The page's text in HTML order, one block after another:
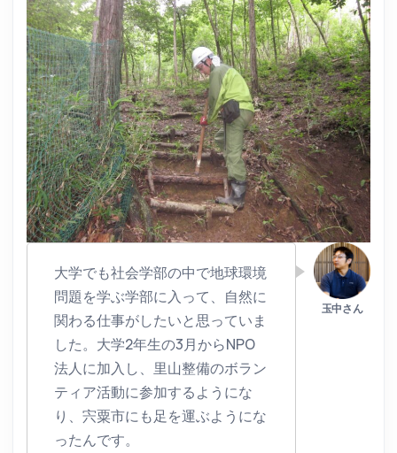
大学でも社会学部の中で地球環境
問題を学ぶ学部に入って、自然に
関わる仕事がしたいと思っていま
した。大学2年生の3月からNPO
法人に加入し、里山整備のボラン
ティア活動に参加するようにな
り、宍粟市にも足を運ぶようにな
ったんです。